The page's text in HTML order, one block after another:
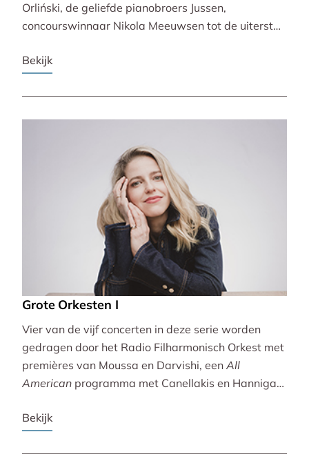
Orliński, de geliefde pianobroers Jussen,
concourswinnaar Nikola Meeuwsen tot de uiterst
programma’s van barok tot wereldpremière.
Bekijk
Grote Orkesten I
Vier van de vijf concerten in deze serie worden
gedragen door het Radio Filharmonisch Orkest met
premières van Moussa en Darvishi, een All
American programma met Canellakis en Hannigan
Amerikaans slagwerk.
Bekijk